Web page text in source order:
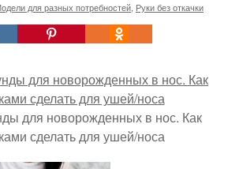
для разных потребностей Руки без откачки
для новорожденных в нос. Как
сделать для ушей/носа